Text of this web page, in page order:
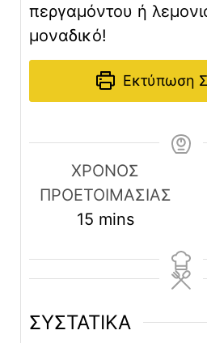
περγαμόντου ή
μοναδικό!
Εκτύπωση
ΧΡΟΝΟΣ
ΠΡΟΕΤΟΙΜΑΣΙΑΣ
15minutes
mins
ΣΥΣΤΑΤΙΚΑ